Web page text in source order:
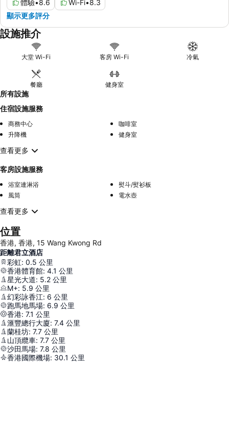
體驗•8.6 Wi-Fi•8.3
顯示更多評分
設施推介
大堂 Wi-Fi 客房 Wi-Fi 冷氣
餐廳 健身室
所有設施
住宿設施服務
商務中心
咖啡室
升降機
健身室
查看更多
客房設施服務
浴室連淋浴
熨斗/熨衫板
風筒
電水壺
查看更多
位置
香港, 香港, 15 Wang Kwong Rd
距離君立酒店
彩虹: 0.5 公里
香港體育館: 4.1 公里
星光大道: 5.2 公里
M+: 5.9 公里
幻彩詠香江: 6 公里
跑馬地馬場: 6.9 公里
香港: 7.1 公里
滙豐總行大廈: 7.4 公里
蘭桂坊: 7.7 公里
山頂纜車: 7.7 公里
沙田馬場: 7.8 公里
香港國際機場: 30.1 公里